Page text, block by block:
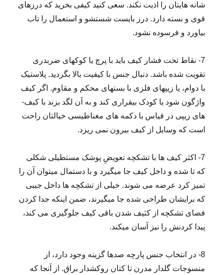
شانه­ هایتان را اذیت نکند. سعی کنید کیفی بخرید که درز­های
قوی و بسته دارد. درز بایست شستشو و استعمال را تاب
بیاورد و فرسوده نشود.
7- نقاط تحت فشار کیف باید با پرچ یا کوک­های ضربدری
تقویت شده باشد. دنبال جنس با کیفیت بالا بگردید. پلاستیک
با­ دوام، یا زیپ­های فلزی با بست­های محکم و مقاوم. اگر کیف
واژگون شود یا کودک بی­قراری کند و به آن لگد بزند با کیف­
های زیپی در قیاس با دکمه­ های مغناطیسی خیالتان راحت
است که وسایل از کیف بیرون نمی­ ریزد.
7- اکثر کیف ­ها با تشکچه تعویضِ پوشک مستطیلی شکلی
که تا شده و داخل کیف جا می­گیرد و با دستمال می­توان آن را
تمیز کرد عرضه می ­شوند. خیلی از تشکچه­ ها داخل جیبی
که برایشان طراحی شده جا می­گیرند، ضمن اینکه جدا کردن
فضای تشکچه از کثیف ­شدن باقی کیف جلوگیری می­ کند،
پیدا کردنش را نیز آسان می­کند.
8- در انتخاب جنس پارچه صدها گزینه وجود دارد، از
منسوجات گلدار مدرن تا کتان روکشدار براق. از آنجا که